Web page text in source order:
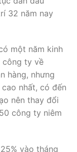
vào tháng
ảnh hưởng
xuống mức
đó phục hồi
xếp hạng
đã vượt mốc
sách 2021
đồng), tăng
công ty trong